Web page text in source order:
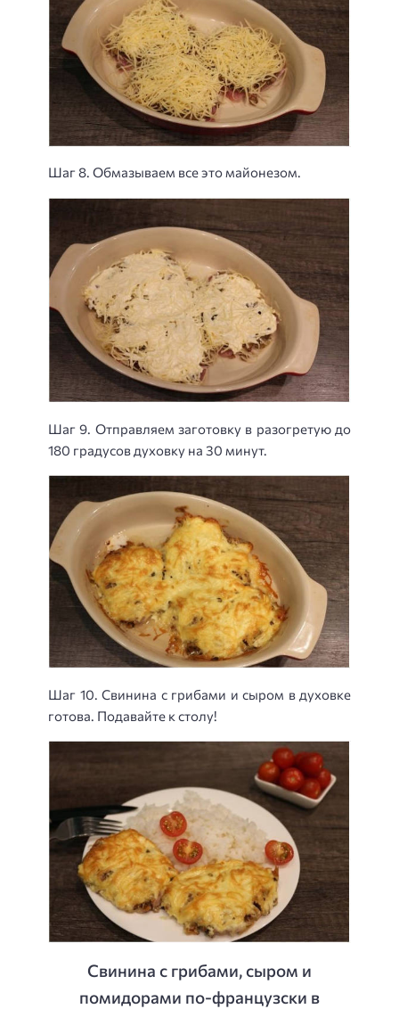
Шаг 8. Обмазываем все это майонезом.
Шаг 9. Отправляем заготовку в разогретую до
180 градусов духовку на 30 минут.
Шаг 10. Свинина с грибами и сыром в духовке
готова. Подавайте к столу!
Свинина с грибами, сыром и
помидорами по-французски в